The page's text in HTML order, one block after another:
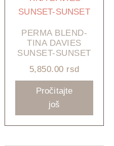
PERMA BLEND-
TINA DAVIES
SUNSET-SUNSET
5,850.00 rsd
Pročitajte
još